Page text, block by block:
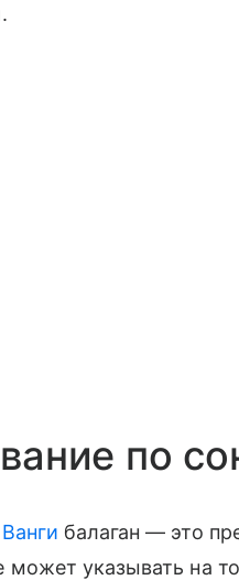
по
Ванги балаган — это
может указывать на